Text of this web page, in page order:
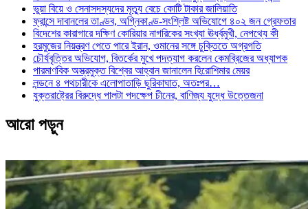
ভুয়া বিয়ে ও সেনাসদস্যদের মৃত্যু বেচে কোটি টাকার জালিয়াতি
ফ্রান্সে দাবানলের তাণ্ডব, অগ্নিকাণ্ড-সংশ্লিষ্ট অভিযোগে ৪০২ জন গ্রেফতার
বিদেশের কারাগারে দক্ষিণ কোরিয়ার নাগরিকের সংখ্যা ঊর্ধ্বমুখী, নেপথ্যে কী
হরমুজের নিয়ন্ত্রণ পেতে পারে ইরান, ওমানের সঙ্গে চুক্তিতে অগ্রগতি
চৌর্যবৃত্তির অভিযোগ, বিতর্কের মুখে পদত্যাগ করলেন কেমব্রিজের অধ্যাপক
পারমাণবিক অস্ত্রমুক্ত বিশ্বের আহ্বান জানালেন হিরোশিমার মেয়র
লন্ডনে ৪ পথচারীকে এলোপাতাড়ি ছুরিকাঘাত, অতঃপর…
যুক্তরাষ্ট্রের বিরুদ্ধে পালটা পদক্ষেপ চীনের, বাণিজ্য যুদ্ধে ‍উত্তেজনা
আরো পড়ুন